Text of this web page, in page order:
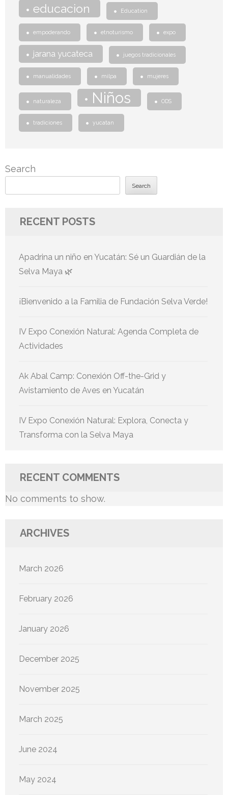
educacion Education
empoderando etnoturismo expo
jarana yucateca juegos tradicionales
manualidades milpa mujeres
naturaleza Niños ODS
tradiciones yucatan
Search
Search
RECENT POSTS
Apadrina un niño en Yucatán: Sé un Guardián de la
Selva Maya 🌿
¡Bienvenido a la Familia de Fundación Selva Verde!
IV Expo Conexión Natural: Agenda Completa de
Actividades
Ak Abal Camp: Conexión Off-the-Grid y
Avistamiento de Aves en Yucatán
IV Expo Conexión Natural: Explora, Conecta y
Transforma con la Selva Maya
RECENT COMMENTS
No comments to show.
ARCHIVES
March 2026
February 2026
January 2026
December 2025
November 2025
March 2025
June 2024
May 2024